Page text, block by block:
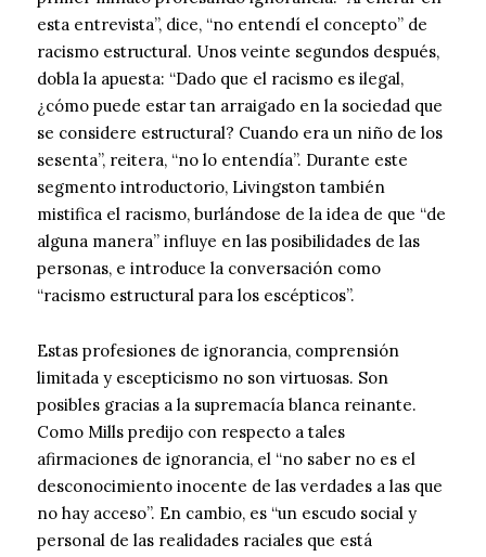
esta entrevista”, dice, “no entendí el concepto” de
racismo estructural. Unos veinte segundos después,
dobla la apuesta: “Dado que el racismo es ilegal,
¿cómo puede estar tan arraigado en la sociedad que
se considere estructural? Cuando era un niño de los
sesenta”, reitera, “no lo entendía”. Durante este
segmento introductorio, Livingston también
mistifica el racismo, burlándose de la idea de que “de
alguna manera” influye en las posibilidades de las
personas, e introduce la conversación como
“racismo estructural para los escépticos”.
Estas profesiones de ignorancia, comprensión
limitada y escepticismo no son virtuosas. Son
posibles gracias a la supremacía blanca reinante.
Como Mills predijo con respecto a tales
afirmaciones de ignorancia, el “no saber no es el
desconocimiento inocente de las verdades a las que
no hay acceso”. En cambio, es “un escudo social y
personal de las realidades raciales que está